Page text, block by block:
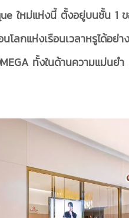
ใหม่แห่งนี้ ตั้งอยู่บนชั้น 1
โลกแห่งเรือนเวลาหรูได้อ
ทั้งในด้านความแม่น